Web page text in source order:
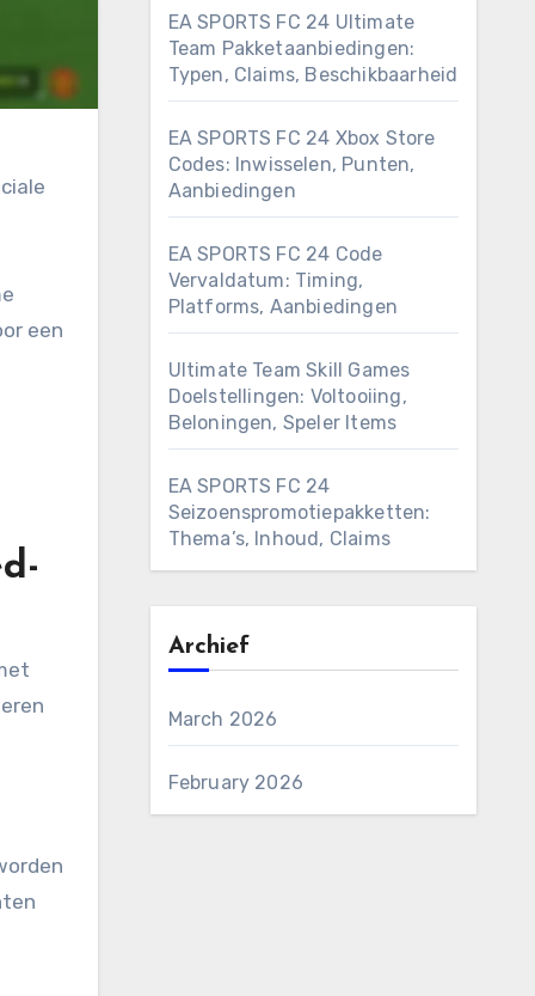
een
EA SPORTS FC 24 Ultimate
Team Pakketaanbiedingen:
Typen, Claims, Beschikbaarheid
EA SPORTS FC 24 Xbox Store
Codes: Inwisselen, Punten,
Aanbiedingen
EA SPORTS FC 24 Code
Vervaldatum: Timing,
Platforms, Aanbiedingen
Ultimate Team Skill Games
Doelstellingen: Voltooiing,
Beloningen, Speler Items
EA SPORTS FC 24
Seizoenspromotiepakketten:
Thema’s, Inhoud, Claims
Archief
March 2026
February 2026